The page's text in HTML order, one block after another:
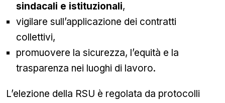
sindacali e istituzionali,
vigilare sull’applicazione dei contratti
collettivi,
promuovere la sicurezza, l’equità e la
trasparenza nei luoghi di lavoro.
L’elezione della RSU è regolata da protocolli